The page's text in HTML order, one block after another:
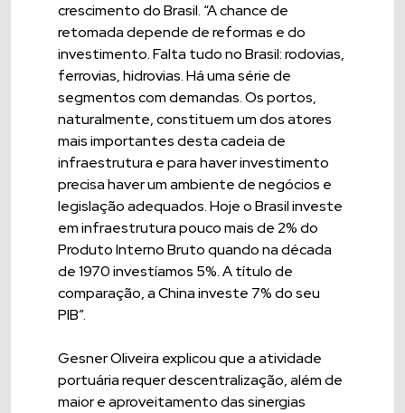
crescimento do Brasil. “A chance de
retomada depende de reformas e do
investimento. Falta tudo no Brasil: rodovias,
ferrovias, hidrovias. Há uma série de
segmentos com demandas. Os portos,
naturalmente, constituem um dos atores
mais importantes desta cadeia de
infraestrutura e para haver investimento
precisa haver um ambiente de negócios e
legislação adequados. Hoje o Brasil investe
em infraestrutura pouco mais de 2% do
Produto Interno Bruto quando na década
de 1970 investíamos 5%. A título de
comparação, a China investe 7% do seu
PIB”.
Gesner Oliveira explicou que a atividade
portuária requer descentralização, além de
maior e aproveitamento das sinergias